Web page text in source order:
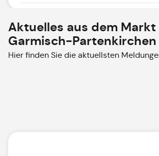
Aktuelles aus dem Markt
Garmisch-Partenkirchen
Hier finden Sie die aktuellsten